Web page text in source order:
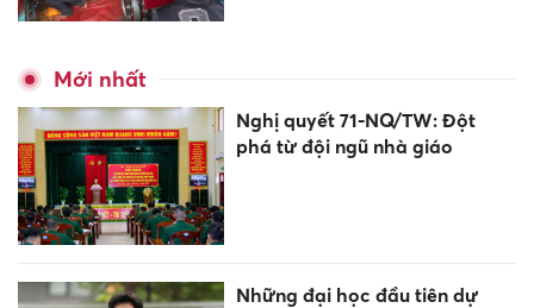
Mới nhất
Nghị quyết 71-NQ/TW: Đột
phá từ đội ngũ nhà giáo
Những đại học đầu tiên dự